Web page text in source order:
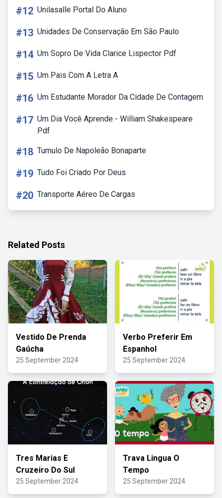
#12 Unilasalle Portal Do Aluno
#13 Unidades De Conservação Em São Paulo
#14 Um Sopro De Vida Clarice Lispector Pdf
#15 Um Pais Com A Letra A
#16 Um Estudante Morador Da Cidade De Contagem
#17 Um Dia Você Aprende - William Shakespeare
Pdf
#18 Tumulo De Napoleão Bonaparte
#19 Tudo Foi Criado Por Deus
#20 Transporte Aéreo De Cargas
Related Posts
Vestido De Prenda
Gaúcha
25 September 2024
Verbo Preferir Em
Espanhol
25 September 2024
Tres Marias E
Cruzeiro Do Sul
25 September 2024
Trava Lingua O
Tempo
25 September 2024